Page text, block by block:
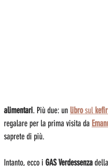
alimentari. Più due: un libro sul kefir
regalare per la prima visita da
saprete di più.
Intanto, ecco i GAS Verdessenza